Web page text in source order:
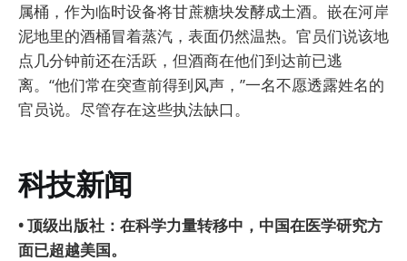
属桶，作为临时设备将甘蔗糖块发酵成土酒。嵌在河岸
泥地里的酒桶冒着蒸汽，表面仍然温热。官员们说该地
点几分钟前还在活跃，但酒商在他们到达前已逃
离。“他们常在突查前得到风声，”一名不愿透露姓名的
官员说。尽管存在这些执法缺口。
科技新闻
• 顶级出版社：在科学力量转移中，中国在医学研究方
面已超越美国。